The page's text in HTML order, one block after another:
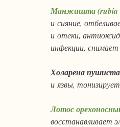
Манжишта (rubia
и сияние,
и отеки,
инфекции,
Холарена
и язвы,
Лотос
восстанавливает